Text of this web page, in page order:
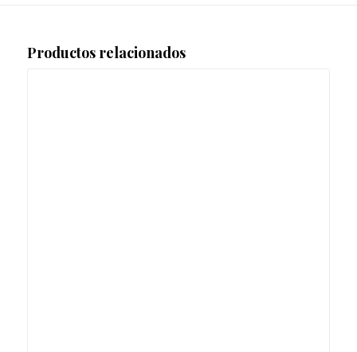
Productos relacionados